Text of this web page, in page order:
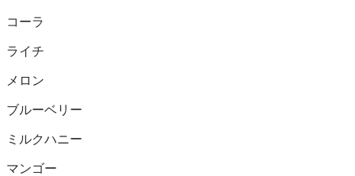
コーラ
ライチ
メロン
ブルーベリー
ミルクハニー
マンゴー